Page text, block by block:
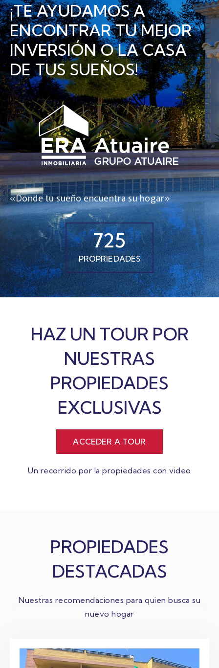
¡TE AYUDAMOS A
ENCONTRAR TU MEJOR
INVERSIÓN O LA CASA
DE TUS SUEÑOS!
«Donde tu sueño encuentra su hogar»
725
PROPRIEDADES
HAZ UN TOUR POR
NUESTRAS
PROPIEDADES
EXCLUSIVAS
ACCEDER A TOUR
Un recorrido por la propiedades con video
PROPIEDADES
DESTACADAS
Nuestras recomendaciones para quien busca su
nuevo hogar